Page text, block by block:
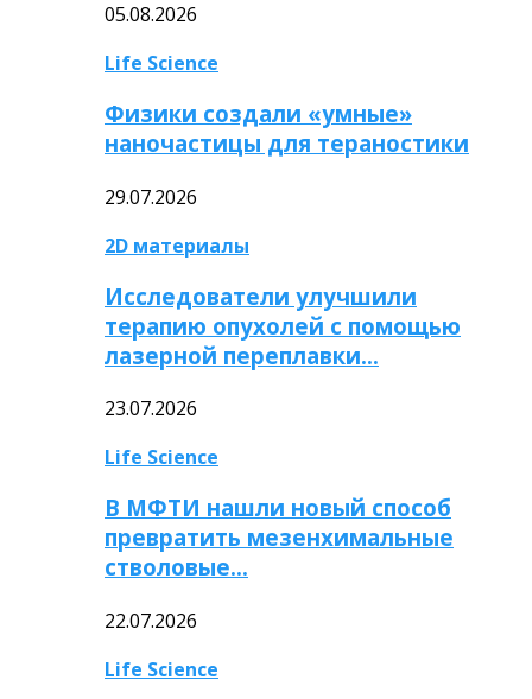
05.08.2026
Life Science
Физики создали «умные»
наночастицы для тераностики
29.07.2026
2D материалы
Исследователи улучшили
терапию опухолей с помощью
лазерной переплавки…
23.07.2026
Life Science
В МФТИ нашли новый способ
превратить мезенхимальные
стволовые…
22.07.2026
Life Science